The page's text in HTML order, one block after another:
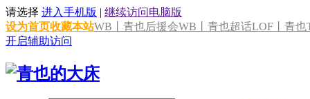
请选择 进入手机版 | 继续访问电脑版
设为首页收藏本站WB丨青也后援会WB丨青也超话LOF丨青也
开启辅助访问